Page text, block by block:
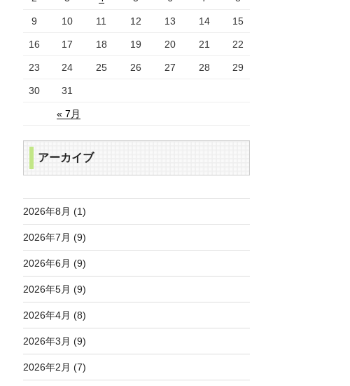
« 7月
9 10 11 12 13 14 15
16 17 18 19 20 21 22
23 24 25 26 27 28 29
30 31
アーカイブ
2026年8月 (1)
2026年7月 (9)
2026年6月 (9)
2026年5月 (9)
2026年4月 (8)
2026年3月 (9)
2026年2月 (7)